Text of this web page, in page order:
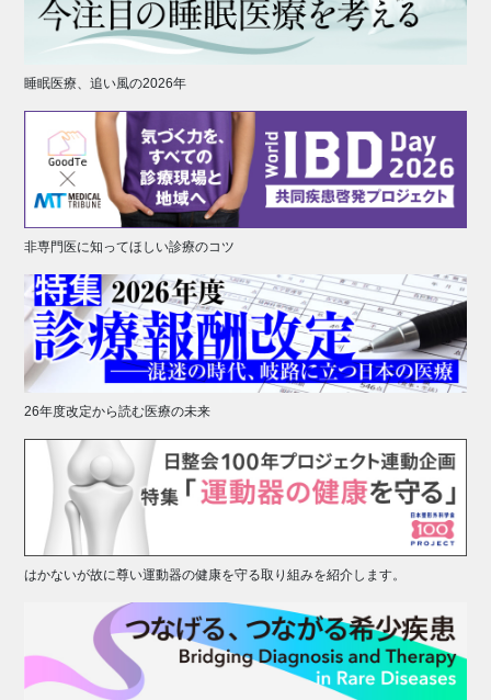
睡眠医療、追い風の2026年
非専門医に知ってほしい診療のコツ
26年度改定から読む医療の未来
はかないが故に尊い運動器の健康を守る取り組みを紹介します。